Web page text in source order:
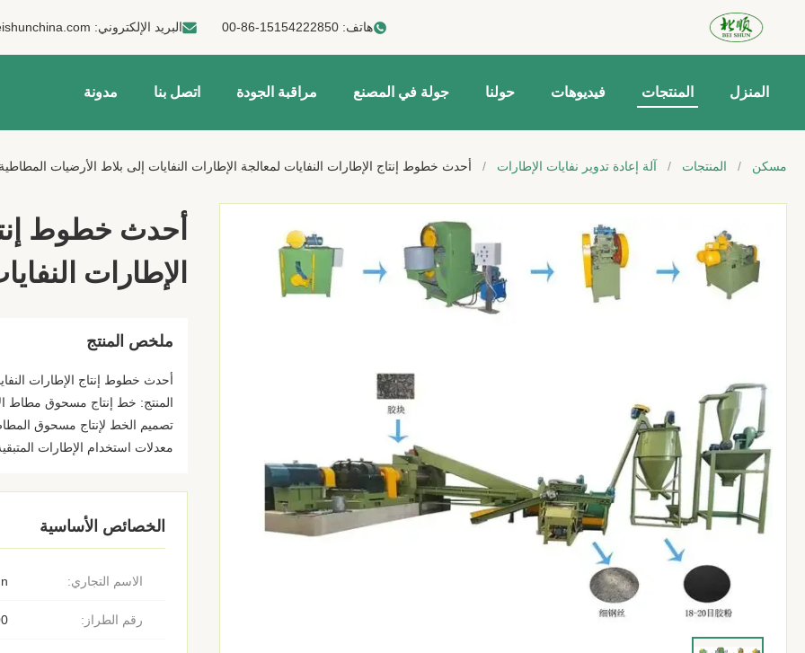
هاتف:00-86-15154222850 البريد الإلكتروني:
المنزل المنتجات فيديوهات حولنا جولة في المصنع مراقبة الجودة اتصل بنا مدونة
مسكن / المنتجات / آلة إعادة تدوير نفايات الإطارات / أحدث خطوط إنتاج الإطارات النفايات لمعالجة الإطارات النفايات إلى بلاط الأرضيات المطاطية
أحدث خطوط
الإطارات
ملخص المنتج
أحدث خطوط إنتاج الإطارات
المنتج: خط إنتاج مسحوق مطاط
تصميم الخط لإنتاج مسحوق
معدلات استخدام الإطارات
الخصائص الأساسية
الاسم التجاري:
رقم الطراز: